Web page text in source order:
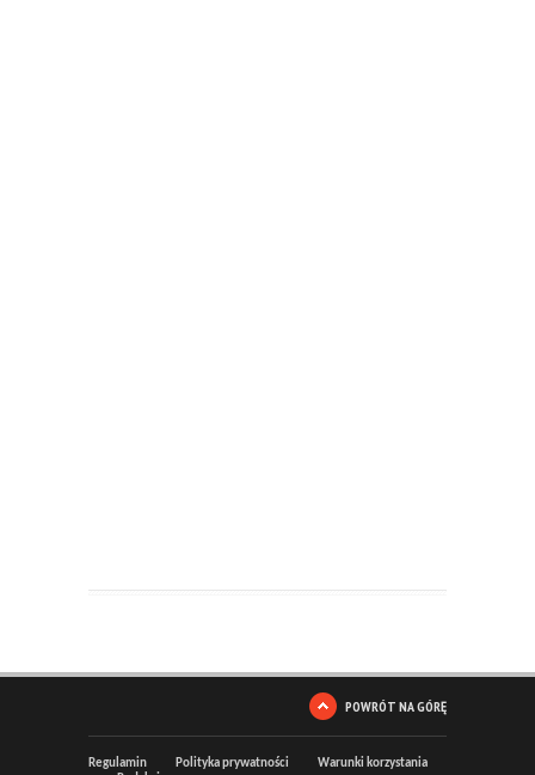
POWRÓT NA GÓRĘ
Regulamin Polityka prywatności
Warunki korzystania